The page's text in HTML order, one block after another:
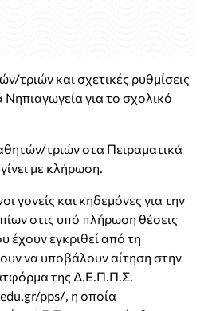
τριών και σχετικές ρυθμίσεις
για το σχολικό
τριών στα Πειραματικά
με κλήρωση.
γονείς και κηδεμόνες για την
στις υπό πλήρωση θέσεις
έχουν εγκριθεί από τη
να υποβάλουν αίτηση στην
της Δ.Ε.Π.Π.Σ.
pps/, η οποία